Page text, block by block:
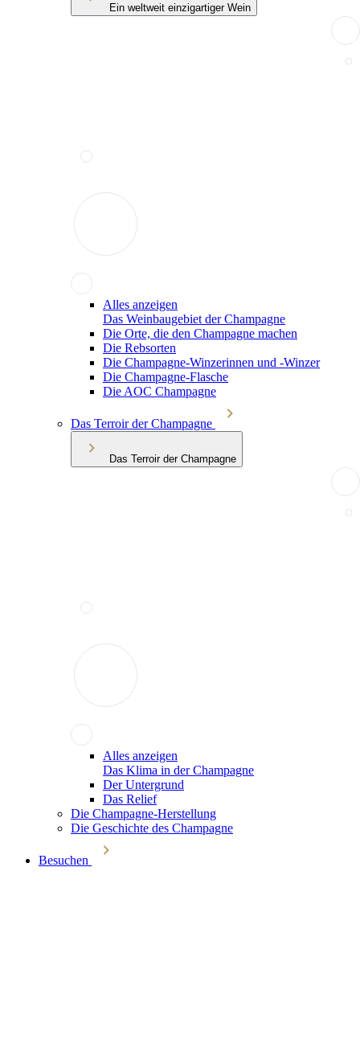
Ein weltweit einzigartiger Wein
Alles anzeigen
Das Weinbaugebiet der Champagne
Die Orte, die den Champagne machen
Die Rebsorten
Die Champagne-Winzerinnen und -Winzer
Die Champagne-Flasche
Die AOC Champagne
Das Terroir der Champagne
Das Terroir der Champagne
Alles anzeigen
Das Klima in der Champagne
Der Untergrund
Das Relief
Die Champagne-Herstellung
Die Geschichte des Champagne
Besuchen